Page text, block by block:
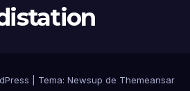
Tema: Newsup de Themeansar